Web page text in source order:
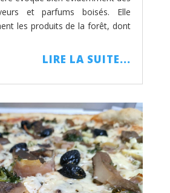
et parfums boisés. Elle
les produits de la forêt, dont
LIRE LA SUITE...